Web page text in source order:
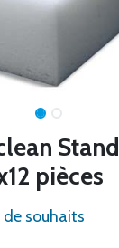
pièces
souhaits